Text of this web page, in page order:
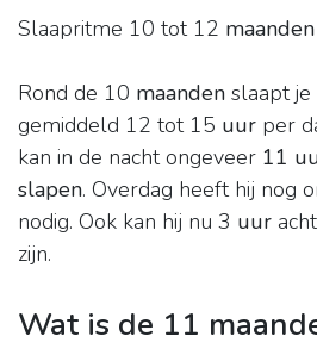
Slaapritme 10 tot 12 maanden
Rond de 10 maanden slaapt je
gemiddeld 12 tot 15 uur per
kan in de nacht ongeveer 11
slapen. Overdag heeft hij nog
nodig. Ook kan hij nu 3 uur
zijn.
Wat is de 11